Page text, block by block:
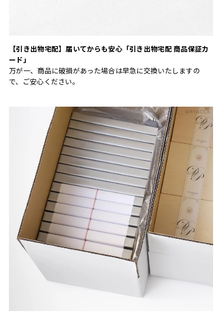
【引き出物宅配】届いてからも安心「引き出物宅配 商品保証カ
ード」
万が一、商品に破損があった場合は早急に交換いたしますの
で、ご安心ください。